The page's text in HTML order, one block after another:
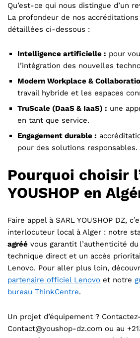
Qu’est-ce qui nous distingue d’un
La profondeur de nos
détaillées ci-dessous :
Intelligence artificielle : pour
l’intégration des nouvelles
Modern Workplace &
travail hybride et les espaces
TruScale (DaaS & IaaS) : une
en tant que service.
Engagement durable :
pour des solutions responsables.
Pourquoi choisir
YOUSHOP en
Faire appel à SARL YOUSHOP DZ,
interlocuteur local à Alger : notre
agréé vous garantit l’authenticité
technique direct et un accès
Lenovo. Pour aller plus loin,
partenaire officiel Lenovo et notre
bureau ThinkCentre.
Un projet d’équipement ?
Contact@youshop-dz.com ou au